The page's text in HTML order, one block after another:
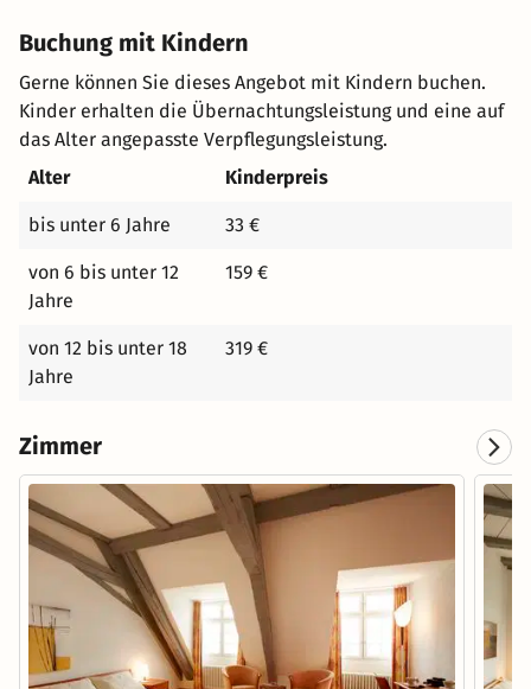
Buchung mit Kindern
Gerne können Sie dieses Angebot mit Kindern buchen.
Kinder erhalten die Übernachtungsleistung und eine auf
das Alter angepasste Verpflegungsleistung.
Alter
Kinderpreis
bis unter 6 Jahre 33 €
von 6 bis unter 12
Jahre
159 €
von 12 bis unter 18
Jahre
319 €
Zimmer